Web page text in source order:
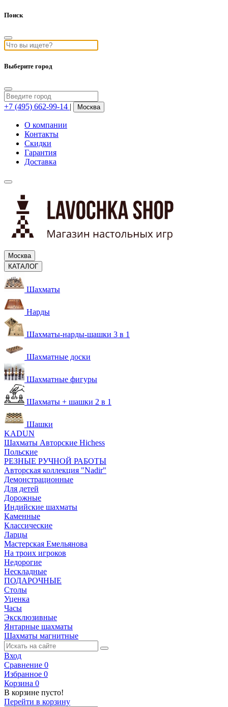
Поиск
Выберите город
+7 (495) 662-99-14 | Москва
О компании
Контакты
Скидки
Гарантия
Доставка
Москва
КАТАЛОГ
Шахматы
Нарды
Шахматы-нарды-шашки 3 в 1
Шахматные доски
Шахматные фигуры
Шахматы + шашки 2 в 1
Шашки
KADUN
Шахматы Авторские Hichess
Польские
РЕЗНЫЕ РУЧНОЙ РАБОТЫ
Авторская коллекция "Nadir"
Демонстрационные
Для детей
Дорожные
Индийские шахматы
Каменные
Классические
Ларцы
Мастерская Емельянова
На троих игроков
Недорогие
Нескладные
ПОДАРОЧНЫЕ
Столы
Уценка
Часы
Эксклюзивные
Янтарные шахматы
Шахматы магнитные
Вход
Сравнение 0
Избранное 0
Корзина 0
В корзине пусто!
Перейти в корзину